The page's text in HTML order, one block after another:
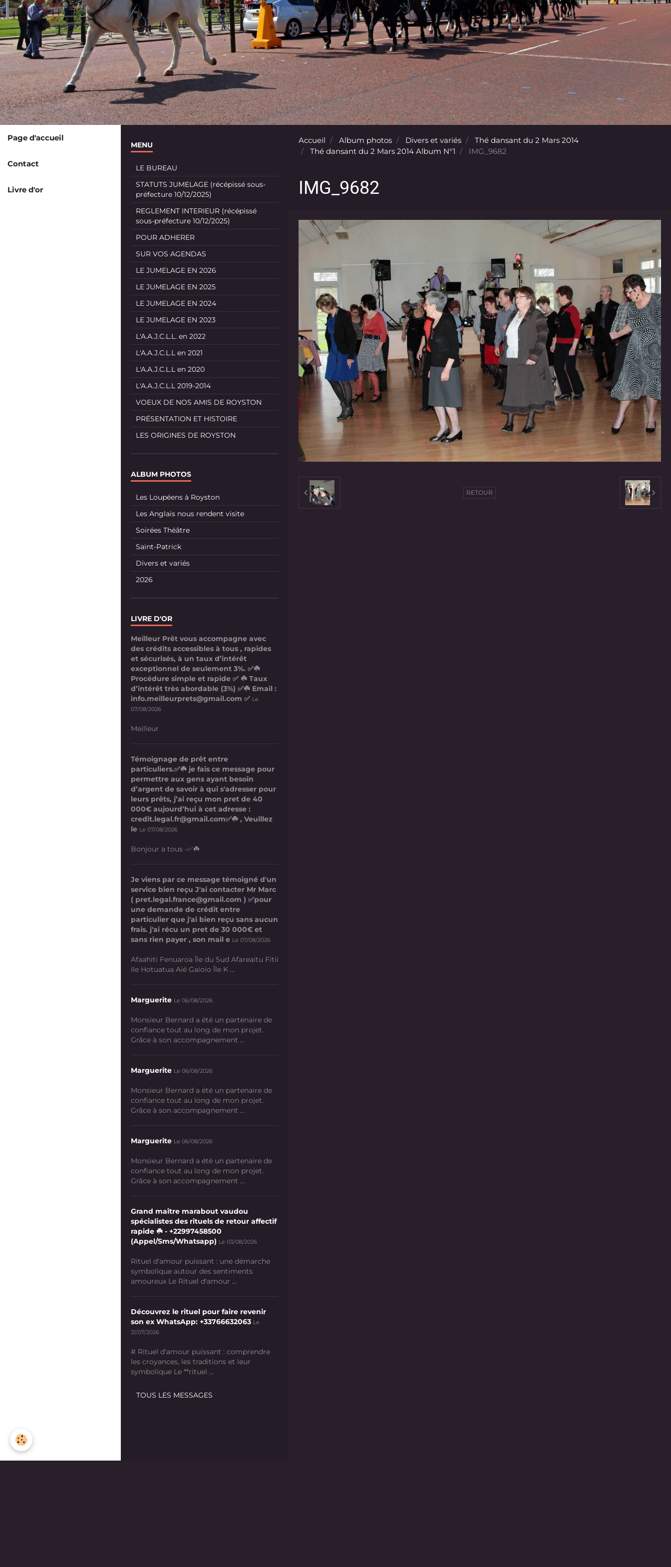
Page d'accueil
Contact
Livre d'or
Accueil Album photos Divers et variés
Thé dansant du 2 Mars 2014
Thé dansant du 2 Mars 2014 Album N°1
IMG_9682
IMG_9682
RETOUR
MENU
LE BUREAU
STATUTS JUMELAGE (récépissé sous-
préfecture 10/12/2025)
REGLEMENT INTERIEUR (récépissé
sous-préfecture 10/12/2025)
POUR ADHERER
SUR VOS AGENDAS
LE JUMELAGE EN 2026
LE JUMELAGE EN 2025
LE JUMELAGE EN 2024
LE JUMELAGE EN 2023
L'A.A.J.C.L.L. en 2022
L'A.A.J.C.L.L en 2021
L'A.A.J.C.L.L en 2020
L'A.A.J.C.L.L 2019-2014
VOEUX DE NOS AMIS DE ROYSTON
PRÉSENTATION ET HISTOIRE
LES ORIGINES DE ROYSTON
ALBUM PHOTOS
Les Loupéens à Royston
Les Anglais nous rendent visite
Soirées Théâtre
Saint-Patrick
Divers et variés
2026
LIVRE D'OR
Meilleur Prêt vous accompagne avec
des crédits accessibles à tous , rapides
et sécurisés, à un taux d’intérêt
exceptionnel de seulement 3%. ✅☘️
Procédure simple et rapide ✅ ☘️ Taux
d’intérêt très abordable (3%) ✅☘️ Email :
info.meilleurprets@gmail.com ✅ Le
07/08/2026
Meilleur
Témoignage de prêt entre
particuliers.✅☘️ je fais ce message pour
permettre aux gens ayant besoin
d’argent de savoir à qui s'adresser pour
leurs prêts, j’ai reçu mon pret de 40
000€ aujourd’hui à cet adresse :
credit.legal.fr@gmail.com✅☘️ , Veuillez
le Le 07/08/2026
Bonjour a tous -✅☘️
Je viens par ce message témoigné d'un
service bien reçu J'ai contacter Mr Marc
( pret.legal.france@gmail.com ) ✅pour
une demande de crédit entre
particulier que j'ai bien reçu sans aucun
frais. j'ai récu un pret de 30 000€ et
sans rien payer , son mail e Le 07/08/2026
Afaahiti Fenuaroa Île du Sud Afareaitu Fitii
Ile Hotuatua Aié Gaioio Île K ...
Marguerite Le 06/08/2026
Monsieur Bernard a été un partenaire de
confiance tout au long de mon projet.
Grâce à son accompagnement ...
Marguerite Le 06/08/2026
Monsieur Bernard a été un partenaire de
confiance tout au long de mon projet.
Grâce à son accompagnement ...
Marguerite Le 06/08/2026
Monsieur Bernard a été un partenaire de
confiance tout au long de mon projet.
Grâce à son accompagnement ...
Grand maître marabout vaudou
spécialistes des rituels de retour affectif
rapide ☘️ - +22997458500
(Appel/Sms/Whatsapp) Le 03/08/2026
Rituel d'amour puissant : une démarche
symbolique autour des sentiments
amoureux Le Rituel d'amour ...
Découvrez le rituel pour faire revenir
son ex WhatsApp: +33766632063 Le
31/07/2026
# Rituel d'amour puissant : comprendre
les croyances, les traditions et leur
symbolique Le **rituel ...
TOUS LES MESSAGES